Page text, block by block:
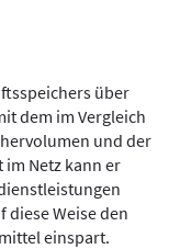
über
dem im Vergleich
und der
Netz kann er
diese Weise den
einspart.